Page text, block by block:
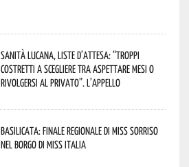
Sanità lucana, liste d’attesa: “Troppi
costretti a scegliere tra aspettare mesi o
rivolgersi al privato”. L’appello
Basilicata: finale regionale di Miss Sorriso
nel borgo di Miss Italia